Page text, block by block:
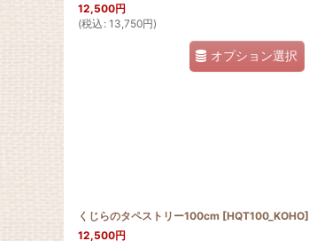
12,500円
(税込 : 13,750円)
オプション選択
くじらのタペストリー100cm [HQT100_KOHO]
12,500円